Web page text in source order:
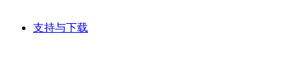
支持与下载